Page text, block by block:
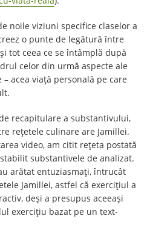
noile viziuni specifice claselor a
o punte de legătură între
tot ceea ce se întâmplă după
celor din urmă aspecte ale
acea viață personală pe care
recapitulare a substantivului,
rețetele culinare are Jamillei.
video, am citit rețeta postată
substantivele de analizat.
arătat entuziasmați, întrucât
Jamillei, astfel că exercițiul a
deși a presupus aceeași
exercițiu bazat pe un text-